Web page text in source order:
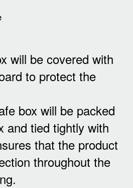
will be covered with
to protect the
box will be packed
and tied tightly with
that the product
throughout the